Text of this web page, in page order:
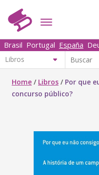
Brasil Portugal España
Home / Libros / Por que
concurso público?